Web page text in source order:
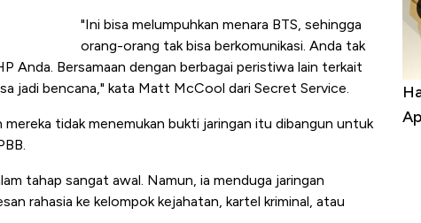
"Ini bisa melumpuhkan menara BTS, sehingga
orang-orang tak bisa berkomunikasi. Anda tak
Anda. Bersamaan dengan berbagai peristiwa lain terkait
jadi bencana," kata Matt McCool dari Secret Service.
tidak menemukan bukti jaringan itu dibangun untuk
tahap sangat awal. Namun, ia menduga jaringan
rahasia ke kelompok kejahatan, kartel kriminal, atau
Bara Bangkit, Ada Kabar
Pengusaha RI
Harga Emas Jatuh Usai
Apa yang Sebenarnya